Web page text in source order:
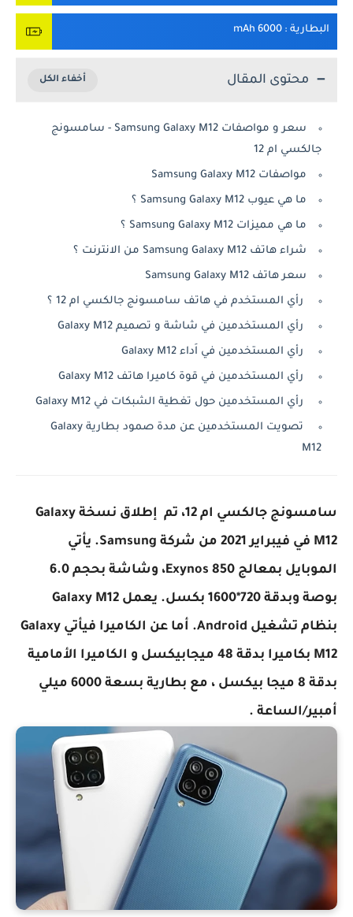
البطارية : 6000 mAh
محتوى المقال
سعر و مواصفات Samsung Galaxy M12 - سامسونج
جالكسي ام 12
مواصفات Samsung Galaxy M12
ما هي عيوب Samsung Galaxy M12 ؟
ما هي مميزات Samsung Galaxy M12 ؟
شراء هاتف Samsung Galaxy M12 من الانترنت ؟
سعر هاتف Samsung Galaxy M12
رأي المستخدم في هاتف سامسونج جالكسي ام 12 ؟
رأي المستخدمين في شاشة و تصميم Galaxy M12
رأي المستخدمين في اَداء Galaxy M12
رأي المستخدمين في قوة كاميرا هاتف Galaxy M12
رأي المستخدمين حول تغطية الشبكات في Galaxy M12
تصويت المستخدمين عن مدة صمود بطارية Galaxy
M12
سامسونج جالكسي ام 12، تم إطلاق نسخة Galaxy
M12 في فيبراير 2021 من شركة Samsung. يأتي
الموبايل بمعالج Exynos 850، وشاشة بحجم 6.0
بوصة وبدقة 720*1600 بكسل. يعمل Galaxy M12
بنظام تشغيل Android. أما عن الكاميرا فيأتي Galaxy
M12 بكاميرا بدقة 48 ميجابيكسل و الكاميرا الأمامية
بدقة 8 ميجا بيكسل ، مع بطارية بسعة 6000 ميلي
أمبير/الساعة .